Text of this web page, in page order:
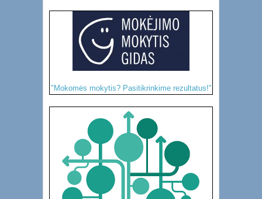
"Mokomės mokytis? Pasitikrinkime rezultatus!"